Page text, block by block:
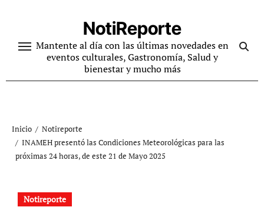
contenido
NotiReporte
Mantente al día con las últimas novedades en
eventos culturales, Gastronomía, Salud y
bienestar y mucho más
Inicio
Notireporte
INAMEH presentó las Condiciones Meteorológicas para las
próximas 24 horas, de este 21 de Mayo 2025
Notireporte